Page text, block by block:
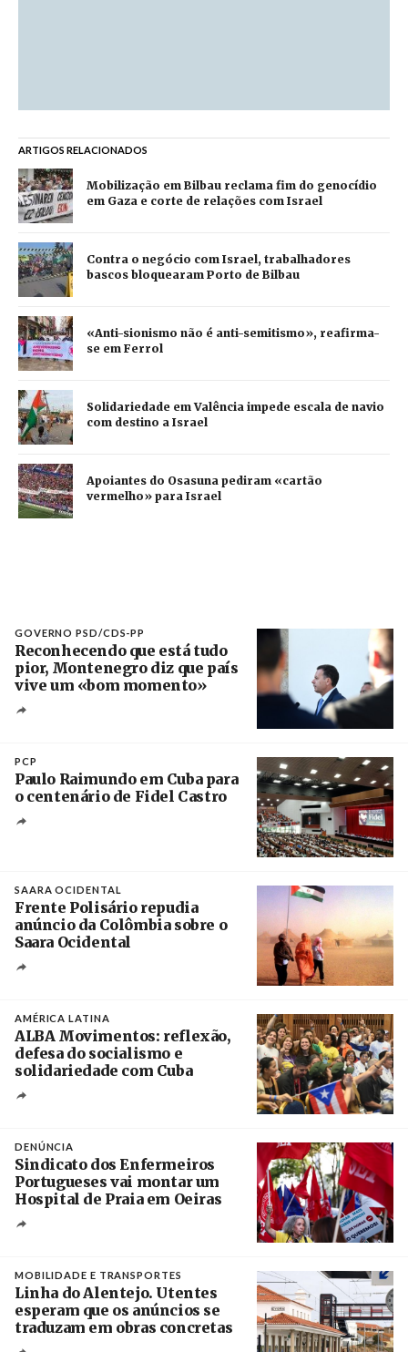
ARTIGOS RELACIONADOS
Mobilização em Bilbau reclama fim do genocídio
em Gaza e corte de relações com Israel
Contra o negócio com Israel, trabalhadores
bascos bloquearam Porto de Bilbau
«Anti-sionismo não é anti-semitismo», reafirma-
se em Ferrol
Solidariedade em Valência impede escala de navio
com destino a Israel
Apoiantes do Osasuna pediram «cartão
vermelho» para Israel
GOVERNO PSD/CDS-PP
Reconhecendo que está tudo
pior, Montenegro diz que país
vive um «bom momento»
PCP
Paulo Raimundo em Cuba para
o centenário de Fidel Castro
SAARA OCIDENTAL
Frente Polisário repudia
anúncio da Colômbia sobre o
Saara Ocidental
AMÉRICA LATINA
ALBA Movimentos: reflexão,
defesa do socialismo e
solidariedade com Cuba
DENÚNCIA
Sindicato dos Enfermeiros
Portugueses vai montar um
Hospital de Praia em Oeiras
MOBILIDADE E TRANSPORTES
Linha do Alentejo. Utentes
esperam que os anúncios se
traduzam em obras concretas